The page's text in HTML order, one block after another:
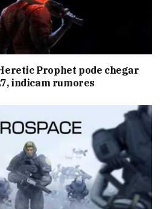
Prophet pode chegar
indicam rumores